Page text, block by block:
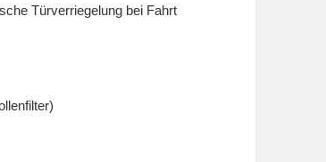
Türverriegelung bei Fahrt